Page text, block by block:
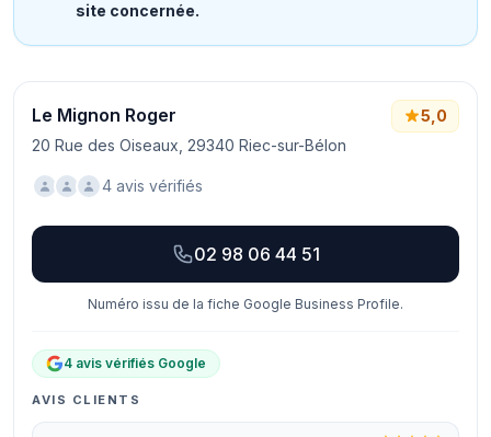
site concernée.
Le Mignon Roger
20 Rue des Oiseaux, 29340 Riec-sur-Bélon
5,0
4 avis vérifiés
02 98 06 44 51
Numéro issu de la fiche Google Business Profile.
4 avis vérifiés Google
AVIS CLIENTS